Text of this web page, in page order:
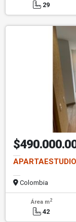
29
Colombia
Área m2
42